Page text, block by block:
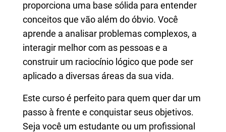
proporciona uma base sólida para entender
conceitos que vão além do óbvio. Você
aprende a analisar problemas complexos, a
interagir melhor com as pessoas e a
construir um raciocínio lógico que pode ser
aplicado a diversas áreas da sua vida.
Este curso é perfeito para quem quer dar um
passo à frente e conquistar seus objetivos.
Seja você um estudante ou um profissional